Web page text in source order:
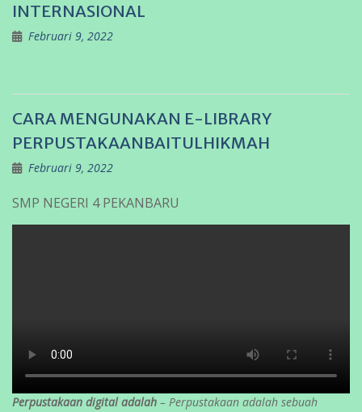
INTERNASIONAL
Februari 9, 2022
CARA MENGUNAKAN E-LIBRARY
PERPUSTAKAANBAITULHIKMAH
Februari 9, 2022
SMP NEGERI 4 PEKANBARU
Perpustakaan digital adalah – Perpustakaan adalah sebuah